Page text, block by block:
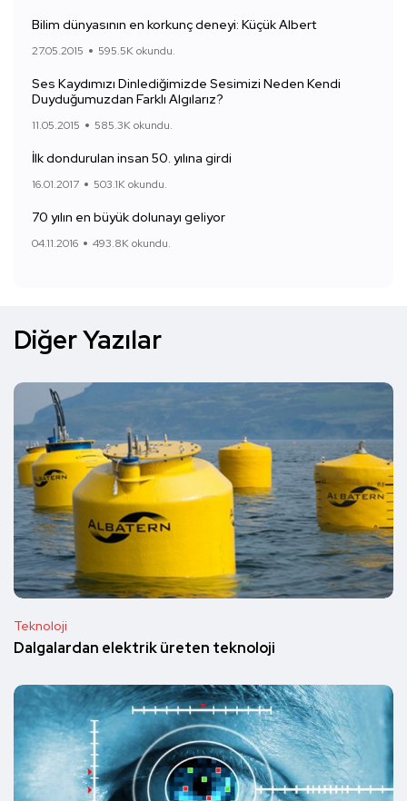
Bilim dünyasının en korkunç deneyi: Küçük Albert
27.05.2015 595.5K okundu.
Ses Kaydımızı Dinlediğimizde Sesimizi Neden Kendi
Duyduğumuzdan Farklı Algılarız?
11.05.2015 585.3K okundu.
İlk dondurulan insan 50. yılına girdi
16.01.2017 503.1K okundu.
70 yılın en büyük dolunayı geliyor
04.11.2016 493.8K okundu.
Diğer Yazılar
Teknoloji
Dalgalardan elektrik üreten teknoloji